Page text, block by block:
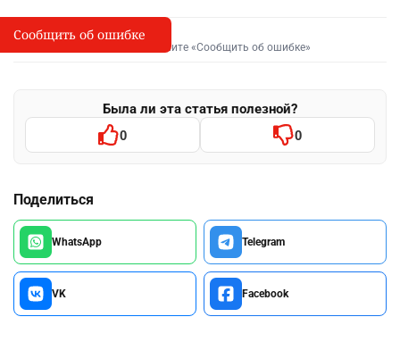
I
Сообщить об опечатке
Выделите фрагмент и нажмите «Сообщить об ошибке»
Была ли эта статья полезной?
0 0
Поделиться
WhatsApp Telegram
VK Facebook
Сообщить об ошибке